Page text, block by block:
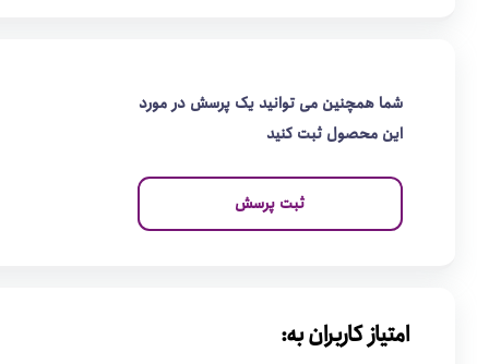
شما همچنین می توانید یک پرسش در مورد
این محصول ثبت کنید
ثبت پرسش
امتیاز کاربران به: